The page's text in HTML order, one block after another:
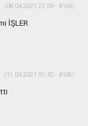
(08.04.2021 22:09 - #163)
İŞLER
(11.04.2021 01:42 - #165)